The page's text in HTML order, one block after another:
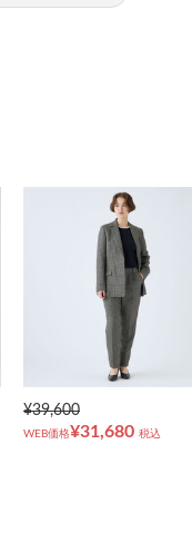
¥39,600
WEB価格¥31,680 税込